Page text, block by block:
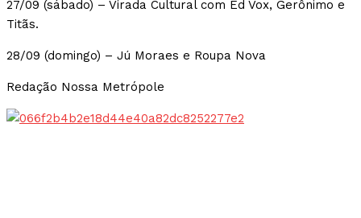
27/09 (sábado) – Virada Cultural com Ed Vox, Gerônimo e
Titãs.
28/09 (domingo) – Jú Moraes e Roupa Nova
Redação Nossa Metrópole